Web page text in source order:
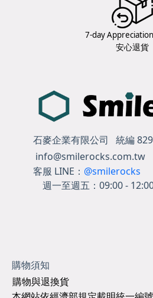
7-day
安心退貨
石麥企業有限公司 統編
info@smilerocks.com.tw
客服 LINE： @smilerocks
週一至週五： 09:00 -
購物須知
購物與退換貨